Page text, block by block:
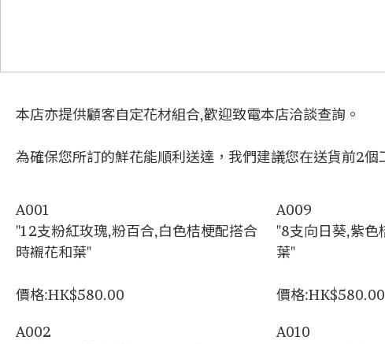
本店亦提供顧客自定花材組合,歡迎致電本店洽談查詢。
為確保您所訂的鮮花能順利送達，我們建議您在送貨前2個
A001
"12支粉紅玫瑰,粉百合,白色桔梗配搭合
時襯花和葉"
價格:HK$580.00
A002
A009
"8支向日葵,紫色
葉"
價格:HK$580.00
A010